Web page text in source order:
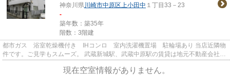
神奈川県川崎市中原区上小田中 １丁目33－23
-
築年数：築35年
階数：3階建
都市ガス 浴室乾燥機付き IHコンロ 室内洗濯機置場 駐輪場あり 当店近隣物
件です。ご見学もスムーズ。 武蔵新城駅、武蔵中原駅の賃貸は地元不動産会社
お部屋探しの窓口 トラス...
現在空室情報がありません。